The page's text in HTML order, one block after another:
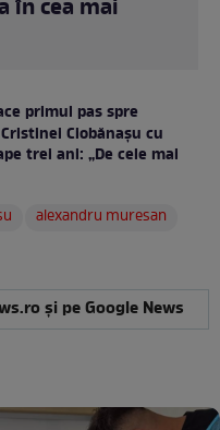
în cea mai
primul pas spre
Ciobănașu cu
trei ani: „De cele mai
alexandru muresan
și pe Google News